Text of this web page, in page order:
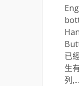
已
生
列,...